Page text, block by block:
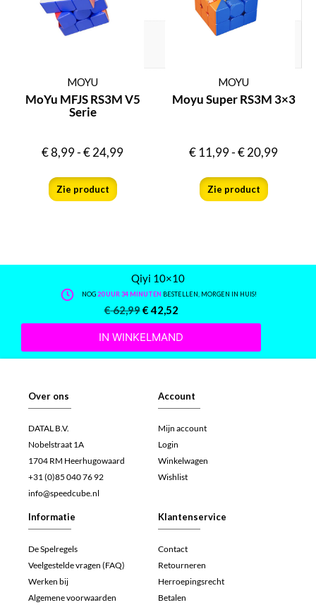
Speedcube € 50 – € 75
Speedcube WCA puzzels
MOYU
MoYu MFJS RS3M V5
Serie
€8,99-€24,99
Zie product
MOYU
Moyu Super RS3M 3×3
€11,99-€20,99
Zie product
Qiyi 10×10
NOG20 UUR 34 MINUTEN BESTELLEN, MORGEN IN HUIS!
€62,99€42,52
IN WINKELMAND
Over ons
DATAL B.V.
Nobelstraat 1A
1704 RM Heerhugowaard
+31 (0)85 040 76 92
info@speedcube.nl
Account
Mijn account
Login
Winkelwagen
Wishlist
Informatie
De Spelregels
Veelgestelde vragen (FAQ)
Werken bij
Algemene voorwaarden
Klantenservice
Contact
Retourneren
Herroepingsrecht
Betalen